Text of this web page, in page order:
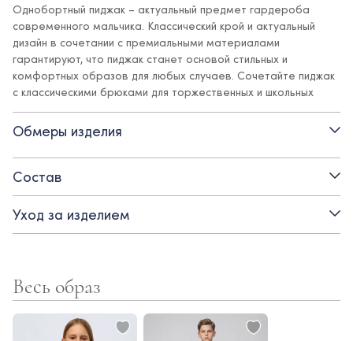
Однобортный пиджак – актуальный предмет гардероба
современного мальчика. Классический крой и актуальный
дизайн в сочетании с премиальными материалами
гарантируют, что пиджак станет основой стильных и
комфортных образов для любых случаев. Сочетайте пиджак
с классическими брюками для торжественных и школьных
мероприятий; пиджак с джинсами или брюками свободного
кроя составят расслабленный аутфит на каждый день или для
посиделок с друзьями.
Обмеры изделия
Состав
Уход за изделием
Весь образ